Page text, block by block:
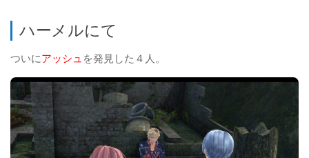
ハーメルにて
ついにアッシュ を発見した４人。